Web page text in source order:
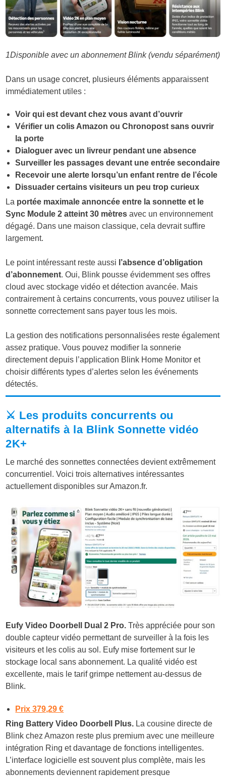
1Disponible avec un abonnement Blink (vendu séparément)
Dans un usage concret, plusieurs éléments apparaissent
immédiatement utiles :
Voir qui est devant chez vous avant d’ouvrir
Vérifier un colis Amazon ou Chronopost sans ouvrir
la porte
Dialoguer avec un livreur pendant une absence
Surveiller les passages devant une entrée secondaire
Recevoir une alerte lorsqu’un enfant rentre de l’école
Dissuader certains visiteurs un peu trop curieux
La portée maximale annoncée entre la sonnette et le
Sync Module 2 atteint 30 mètres avec un environnement
dégagé. Dans une maison classique, cela devrait suffire
largement.
Le point intéressant reste aussi l’absence d’obligation
d’abonnement. Oui, Blink pousse évidemment ses offres
cloud avec stockage vidéo et détection avancée. Mais
contrairement à certains concurrents, vous pouvez utiliser la
sonnette correctement sans payer tous les mois.
La gestion des notifications personnalisées reste également
assez pratique. Vous pouvez modifier la sonnerie
directement depuis l’application Blink Home Monitor et
choisir différents types d’alertes selon les événements
détectés.
⚔️ Les produits concurrents ou
alternatifs à la Blink Sonnette vidéo
2K+
Le marché des sonnettes connectées devient extrêmement
concurrentiel. Voici trois alternatives intéressantes
actuellement disponibles surAmazon.fr.
Eufy Video Doorbell Dual 2 Pro.Très appréciée pour son
double capteur vidéo permettant de surveiller à la fois les
visiteurs et les colis au sol. Eufy mise fortement sur le
stockage local sans abonnement. La qualité vidéo est
excellente, mais le tarif grimpe nettement au-dessus de
Blink.
Prix 379,29 €
Ring Battery Video Doorbell Plus. La cousine directe de
Blink chez Amazon reste plus premium avec une meilleure
intégration Ring et davantage de fonctions intelligentes.
L’interface logicielle est souvent plus complète, mais les
abonnements deviennent rapidement presque